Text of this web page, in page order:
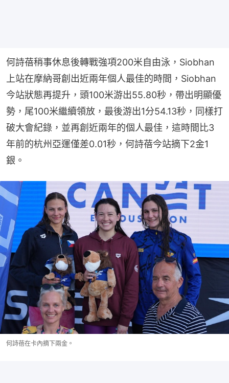
何詩蓓稍事休息後轉戰強項200米自由泳，Siobhan
上站在摩納哥創出近兩年個人最佳的時間，Siobhan
今站狀態再提升，頭100米游出55.80秒，帶出明顯優
勢，尾100米繼續領放，最後游出1分54.13秒，同樣打
破大會紀錄，並再創近兩年的個人最佳，這時間比3
年前的杭州亞運僅差0.01秒，何詩蓓今站摘下2金1
銀。
何詩蓓在卡內摘下兩金。